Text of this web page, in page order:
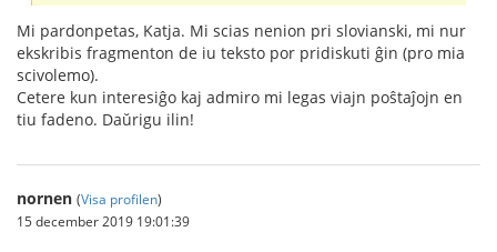
Mi pardonpetas, Katja. Mi scias nenion pri slovianski, mi nur
ekskribis fragmenton de iu teksto por pridiskuti ĝin (pro mia
scivolemo).
Cetere kun interesiĝo kaj admiro mi legas viajn poŝtaĵojn en
tiu fadeno. Daŭrigu ilin!
nornen (Visa profilen)
15 december 2019 19:01:39